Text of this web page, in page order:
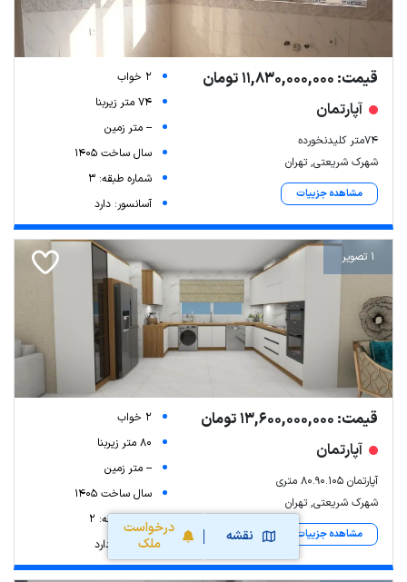
نقشه
درخواست
ملک
قیمت: 11,830,000,000 تومان
آپارتمان
۷۴متر کلیدنخورده
شهرک شریعتی, تهران
مشاهده جزییات
2 خواب
74 متر زیربنا
-- متر زمین
سال ساخت 1405
شماره طبقه: 3
آسانسور: دارد
1 تصویر
قیمت: 13,600,000,000 تومان
آپارتمان
آپارتمان 80.90.105 متری
شهرک شریعتی, تهران
مشاهده جزییات
2 خواب
80 متر زیربنا
-- متر زمین
سال ساخت 1405
شماره طبقه: 2
آسانسور: دارد